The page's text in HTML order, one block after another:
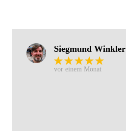
Siegmund Winkler
vor einem Monat